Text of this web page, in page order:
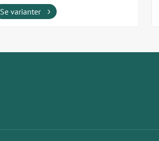
Se varianter